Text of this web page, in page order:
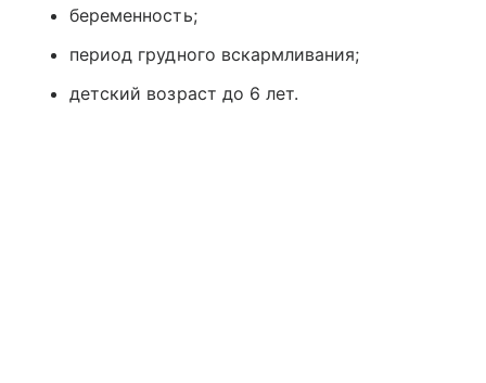
беременность;
период грудного вскармливания;
детский возраст до 6 лет.